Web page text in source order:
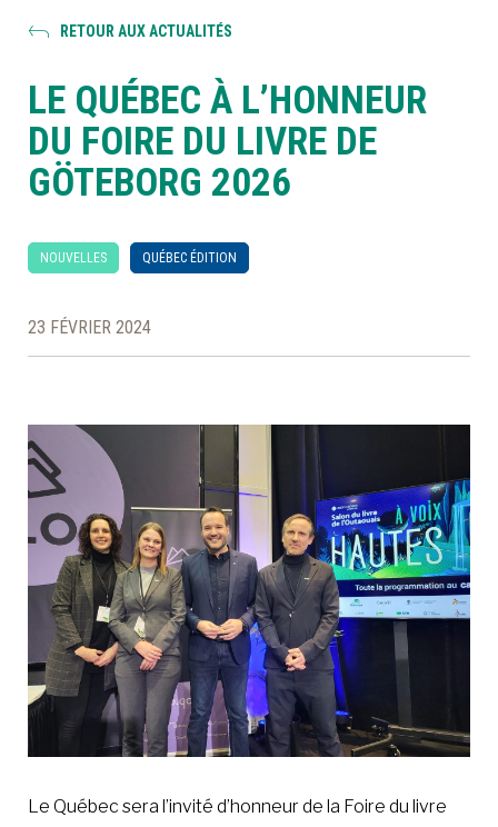
À LA POINTE DE LA PROFESSION
RÉPERTOIRE DES MEMBRES
RETOUR AUX ACTUALITÉS
LE QUÉBEC À L’HONNEUR
DU FOIRE DU LIVRE DE
GÖTEBORG 2026
NOUVELLES QUÉBEC ÉDITION
23 FÉVRIER 2024
Le Québec sera l’invité d’honneur de la Foire du livre